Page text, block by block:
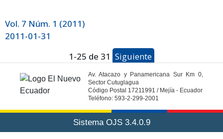
Vol. 7 Núm. 1 (2011)
2011-01-31
1-25 de 31 Siguiente
Av. Atacazo y Panamericana Sur Km 0,
Sector Cutuglagua
Código Postal 17211991 / Mejía - Ecuador
Teléfono: 593-2-299-2001
Sistema OJS 3.4.0.9